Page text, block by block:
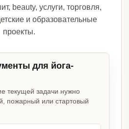
beauty, услуги, торговля,
и образовательные
проекты.
для йога-
текущей задачи нужно
пожарный или стартовый